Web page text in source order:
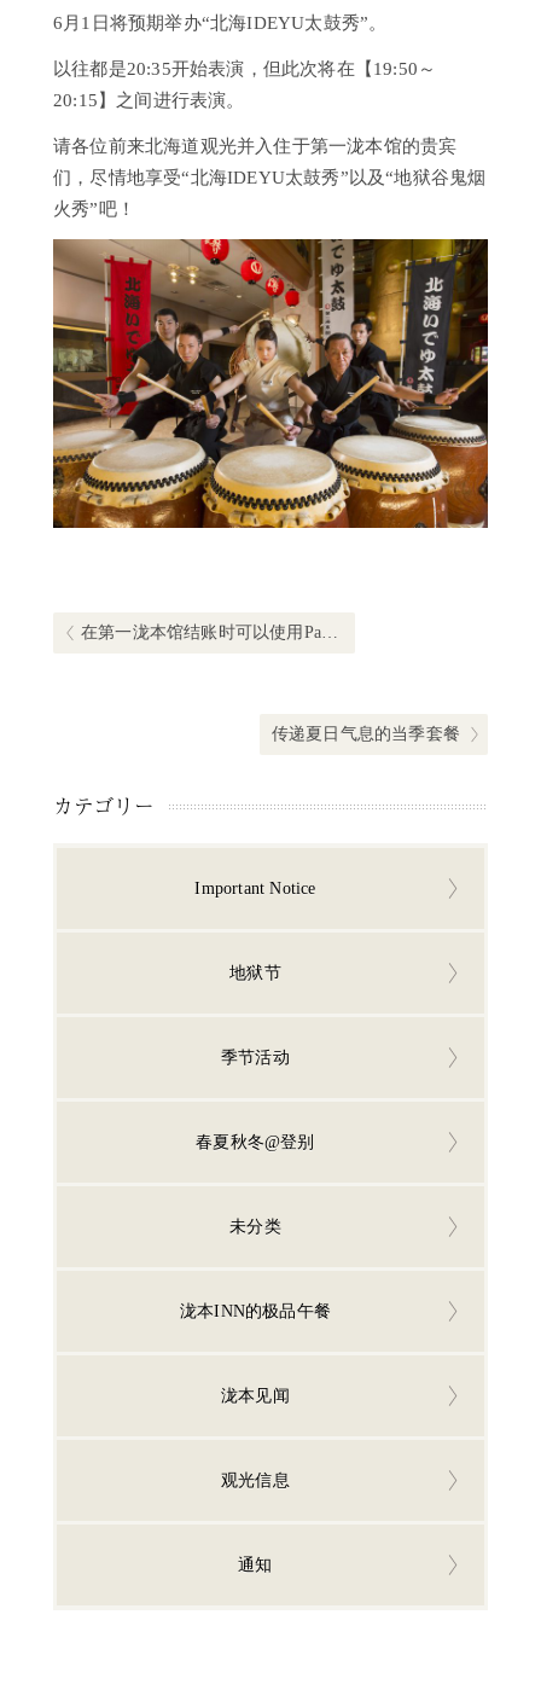
6月1日将预期举办“北海IDEYU太鼓秀”。
以往都是20:35开始表演，但此次将在【19:50～
20:15】之间进行表演。
请各位前来北海道观光并入住于第一泷本馆的贵宾
们，尽情地享受“北海IDEYU太鼓秀”以及“地狱谷鬼烟
火秀”吧！
导 Previous post:
在第一泷本馆结账时可以使用PayPay了！
Next post:
传递夏日气息的当季套餐
カテゴリー
Important Notice
地狱节
季节活动
春夏秋冬@登别
未分类
泷本INN的极品午餐
泷本见闻
观光信息
通知